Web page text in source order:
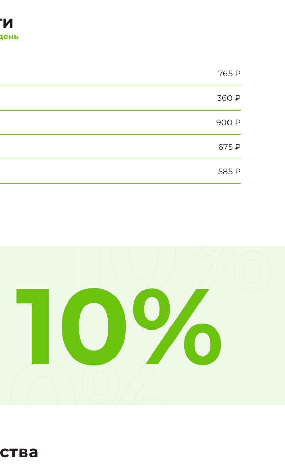
765 ₽
360 ₽
900 ₽
675 ₽
585 ₽
10%
10%